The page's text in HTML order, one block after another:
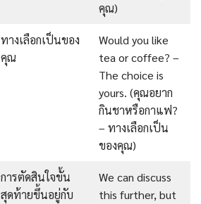
คุณ)
ทางเลือกเป็นของ
คุณ
Would you like
tea or coffee? –
The choice is
yours. (คุณอยาก
กินชาหรือกาแฟ?
– ทางเลือกเป็น
ของคุณ)
การตัดสินใจขั้น
สุดท้ายขึ้นอยู่กับ
We can discuss
this further, but